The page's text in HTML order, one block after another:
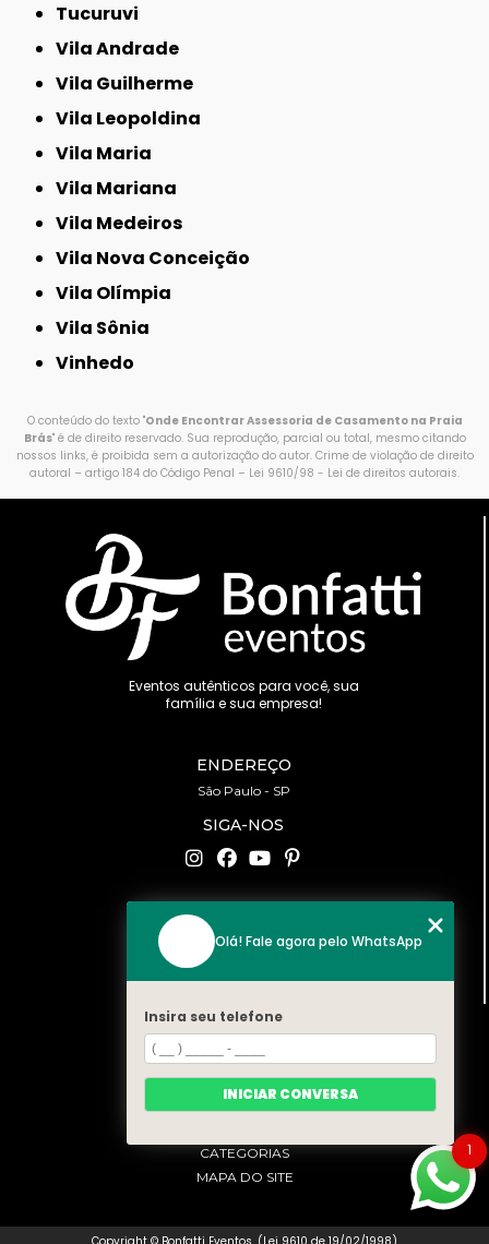
Tucuruvi
Vila Andrade
Vila Guilherme
Vila Leopoldina
Vila Maria
Vila Mariana
Vila Medeiros
Vila Nova Conceição
Vila Olímpia
Vila Sônia
Vinhedo
O conteúdo do texto "Onde Encontrar Assessoria de Casamento na Praia
Brás" é de direito reservado. Sua reprodução, parcial ou total, mesmo citando
nossos links, é proibida sem a autorização do autor. Crime de violação de direito
autoral – artigo 184 do Código Penal – Lei 9610/98 - Lei de direitos autorais.
Eventos autênticos para você, sua
família e sua empresa!
ENDEREÇO
São Paulo - SP
SIGA-NOS
CONTATO
(11) 94519-2422
contato@bonfattieventos.com.br
MENU
HOME
A BONFATTI
CATEGORIAS
MAPA DO SITE
1
Olá! Fale agora pelo WhatsApp
Insira seu telefone
INICIAR CONVERSA